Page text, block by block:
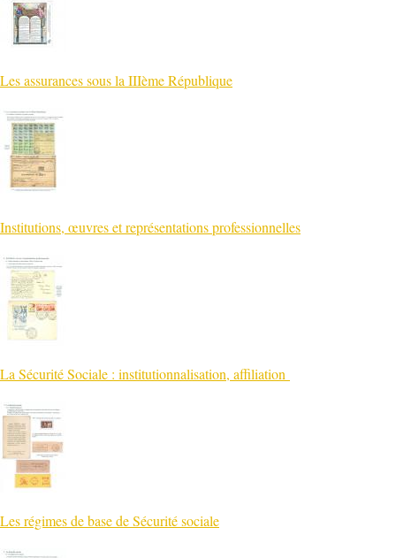
Les assurances sous la IIIème République
Institutions, œuvres et représentations professionnelles
La Sécurité Sociale : institutionnalisation, affiliation
Les régimes de base de Sécurité sociale